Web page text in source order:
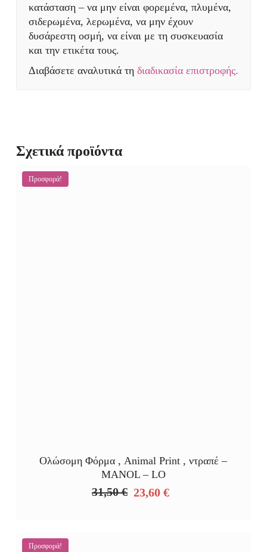
κατάσταση – να μην είναι φορεμένα, πλυμένα,
σιδερωμένα, λερωμένα, να μην έχουν
δυσάρεστη οσμή, να είναι με τη συσκευασία
και την ετικέτα τους.
Διαβάσετε αναλυτικά τη διαδικασία επιστροφής.
Σχετικά προϊόντα
Προσφορά!
Ολώσομη Φόρμα , Animal Print , ντραπέ –
MANOL – LO
31,50€ Original
23,60 €
Η
Προσφορά!